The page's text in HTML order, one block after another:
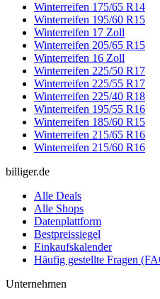
Winterreifen 175/65 R14
Winterreifen 195/60 R15
Winterreifen 17 Zoll
Winterreifen 205/65 R15
Winterreifen 16 Zoll
Winterreifen 225/50 R17
Winterreifen 225/55 R17
Winterreifen 225/40 R18
Winterreifen 195/55 R16
Winterreifen 185/60 R15
Winterreifen 215/65 R16
Winterreifen 215/60 R16
billiger.de
Alle Deals
Alle Shops
Datenplattform
Bestpreissiegel
Einkaufskalender
Häufig gestellte Fragen
Unternehmen